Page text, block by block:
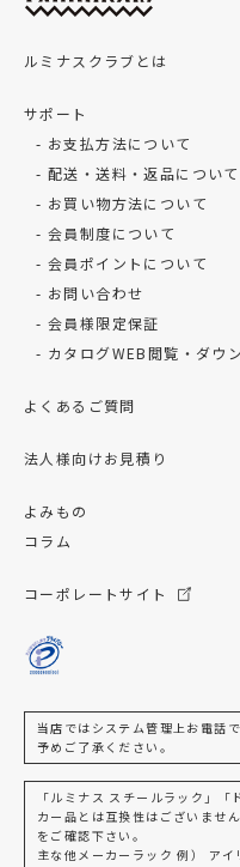
ルミナスクラブとは
サポート
お支払方法について
配送・送料・返品について
お買い物方法について
会員制度について
会員ポイントについて
お問い合わせ
会員様限定保証
カタログWEB閲覧・ダウ
よくあるご質問
法人様向けお見積り
よみもの
コラム
コーポレートサイト
当店ではシステム管理上お電話
予めご了承ください。
「ルミナス スチールラック」
カー品とは互換性はございませ
をご確認下さい。
主な他メーカーラック 例） ア